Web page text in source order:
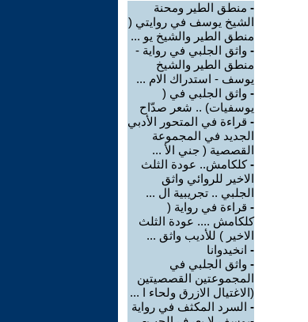
- منطق الطير ومحنة
الشيخ يوسف في روايتي (
منطق الطير والشيخ يو ...
- واثق الجلبي في رواية -
منطق الطير والشيخ
يوسف - استدراك الام ...
- واثق الجلبي في (
يوسفيات) .. شعر صدّاح
- قراءة في المتحور الأدبي
الجديد في المجموعة
القصصية ( جني الأ ...
-كلكامش.. عودة الثلث
الاخير للروائي واثق
الجلبي .. تجريبية ال ...
- قراءة في رواية (
كلكامش .... عودة الثلث
الاخير ) للأديب واثق ...
- انخيدوانا
- واثق الجلبي في
المجموعتين القصصيتين
(الاغتيال الازرق ولحاء ا ...
- السرد المكثف في رواية